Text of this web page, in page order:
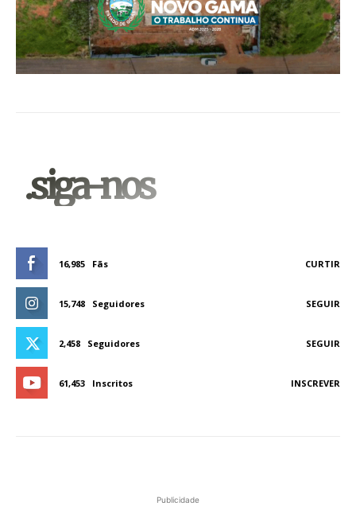
.siga-nos
16,985 Fãs CURTIR
15,748 Seguidores SEGUIR
2,458 Seguidores SEGUIR
61,453 Inscritos INSCREVER
Publicidade